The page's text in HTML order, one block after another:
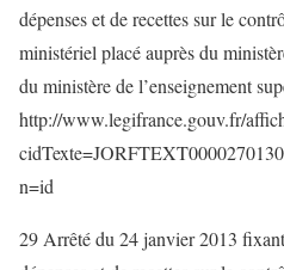
dépenses et de recettes sur le
ministériel placé auprès du
du ministère de l’enseignement
http://www.legifrance.gouv.fr/
n=id
29 Arrêté du 24 janvier 2013